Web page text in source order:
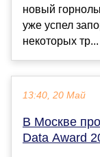
новый
уже успел
некоторых тр...
13:40, 20 Май
В Москве
Data Award